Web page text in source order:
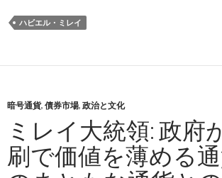
ハビエル・ミレイ
暗号通貨, 債券市場, 政治と文化
ミレイ大統領: 政府
刷で価値を薄める